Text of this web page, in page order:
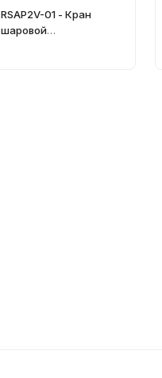
RSAP2V-01 - Кран
шаровой